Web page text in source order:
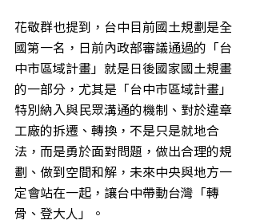
花敬群也提到，台中目前國土規劃是全
國第一名，日前內政部審議通過的「台
中市區域計畫」就是日後國家國土規畫
的一部分，尤其是「台中市區域計畫」
特別納入與民眾溝通的機制、對於違章
工廠的拆遷、轉換，不是只是就地合
法，而是勇於面對問題，做出合理的規
劃、做到空間和解，未來中央與地方一
定會站在一起，讓台中帶動台灣「轉
骨、登大人」。